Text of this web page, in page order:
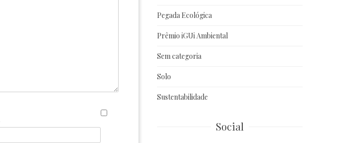
Pegada Ecológica
Prêmio iGUi Ambiental
Sem categoria
Solo
Sustentabilidade
Social